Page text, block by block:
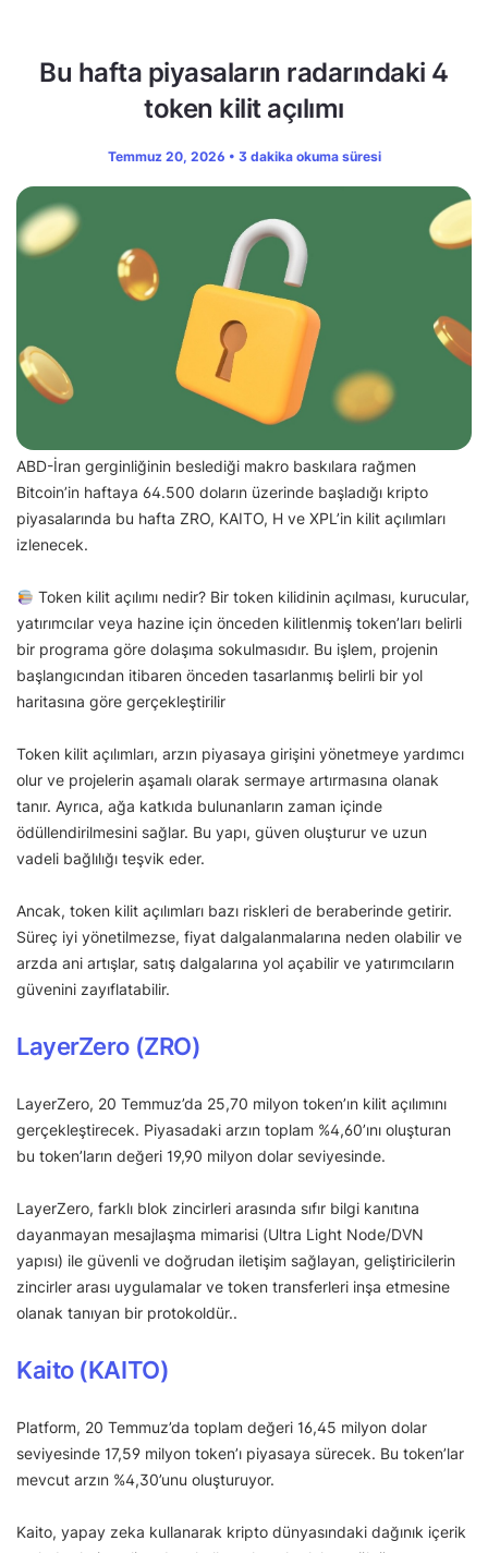
Bu hafta piyasaların radarındaki 4
token kilit açılımı
Temmuz 20, 2026 • 3 dakika okuma süresi
ABD-İran gerginliğinin beslediği makro baskılara rağmen
Bitcoin’in haftaya 64.500 doların üzerinde başladığı kripto
piyasalarında bu hafta ZRO, KAITO, H ve XPL’in kilit açılımları
izlenecek.
Token kilit açılımı nedir? Bir token kilidinin açılması, kurucular,
yatırımcılar veya hazine için önceden kilitlenmiş token’ları belirli
bir programa göre dolaşıma sokulmasıdır. Bu işlem, projenin
başlangıcından itibaren önceden tasarlanmış belirli bir yol
haritasına göre gerçekleştirilir
Token kilit açılımları, arzın piyasaya girişini yönetmeye yardımcı
olur ve projelerin aşamalı olarak sermaye artırmasına olanak
tanır. Ayrıca, ağa katkıda bulunanların zaman içinde
ödüllendirilmesini sağlar. Bu yapı, güven oluşturur ve uzun
vadeli bağlılığı teşvik eder.
Ancak, token kilit açılımları bazı riskleri de beraberinde getirir.
Süreç iyi yönetilmezse, fiyat dalgalanmalarına neden olabilir ve
arzda ani artışlar, satış dalgalarına yol açabilir ve yatırımcıların
güvenini zayıflatabilir.
LayerZero (ZRO)
LayerZero, 20 Temmuz’da 25,70 milyon token’ın kilit açılımını
gerçekleştirecek. Piyasadaki arzın toplam %4,60’ını oluşturan
bu token’ların değeri 19,90 milyon dolar seviyesinde.
LayerZero, farklı blok zincirleri arasında sıfır bilgi kanıtına
dayanmayan mesajlaşma mimarisi (Ultra Light Node/DVN
yapısı) ile güvenli ve doğrudan iletişim sağlayan, geliştiricilerin
zincirler arası uygulamalar ve token transferleri inşa etmesine
olanak tanıyan bir protokoldür..
Kaito (KAITO)
Platform, 20 Temmuz’da toplam değeri 16,45 milyon dolar
seviyesinde 17,59 milyon token’ı piyasaya sürecek. Bu token’lar
mevcut arzın %4,30’unu oluşturuyor.
Kaito, yapay zeka kullanarak kripto dünyasındaki dağınık içerik